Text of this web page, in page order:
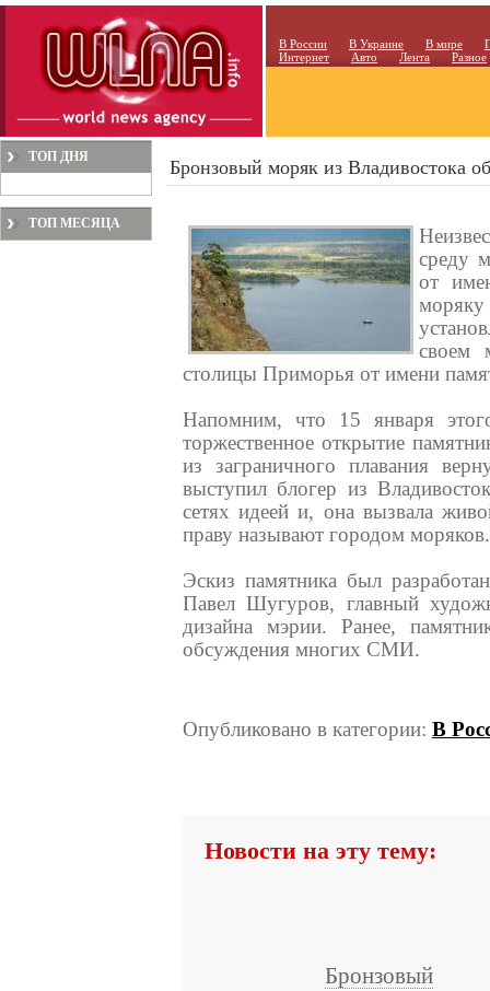
В России В Украине В мире
Интернет
Авто Лента Разное
ТОП ДНЯ
ТОП МЕСЯЦА
Бронзовый моряк из Владивостока
среду
от
своем
столицы Приморья от имени
Напомним, что 15 января
торжественное открытие
из заграничного плавания
выступил блогер из
сетях идеей и, она вызвала
праву называют городом моряков.
Эскиз памятника был
Павел Шугуров, главный
дизайна мэрии. Ранее,
обсуждения многих СМИ.
Опубликовано в категории: В
Новости на эту тему:
Бронзовый